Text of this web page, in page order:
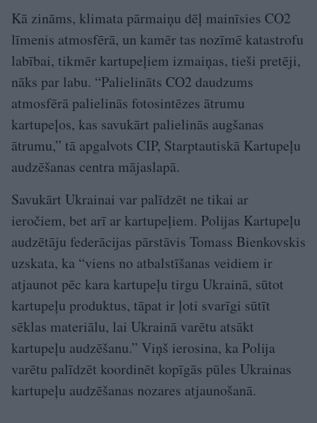
Kā zināms, klimata pārmaiņu dēļ mainīsies CO2
līmenis atmosfērā, un kamēr tas nozīmē katastrofu
labībai, tikmēr kartupeļiem izmaiņas, tieši pretēji,
nāks par labu. “Palielināts CO2 daudzums
atmosfērā palielinās fotosintēzes ātrumu
kartupeļos, kas savukārt palielinās augšanas
ātrumu,” tā apgalvots CIP, Starptautiskā Kartupeļu
audzēšanas centra mājaslapā.
Savukārt Ukrainai var palīdzēt ne tikai ar
ieročiem, bet arī ar kartupeļiem. Polijas Kartupeļu
audzētāju federācijas pārstāvis Tomass Bienkovskis
uzskata, ka “viens no atbalstīšanas veidiem ir
atjaunot pēc kara kartupeļu tirgu Ukrainā, sūtot
kartupeļu produktus, tāpat ir ļoti svarīgi sūtīt
sēklas materiālu, lai Ukrainā varētu atsākt
kartupeļu audzēšanu.” Viņš ierosina, ka Polija
varētu palīdzēt koordinēt kopīgās pūles Ukrainas
kartupeļu audzēšanas nozares atjaunošanā.